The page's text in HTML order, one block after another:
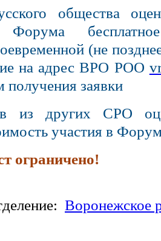
общества
Форума
(не
на адрес ВРО РОО
получения заявки
из других СРО
участия в
ограничено!
Воронежское